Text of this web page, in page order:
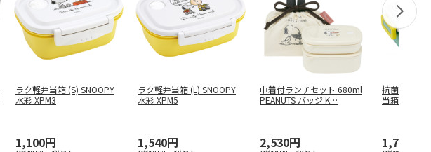
ラク軽弁当箱 (S) SNOOPY
水彩 XPM3
1,100円
ラク軽弁当箱 (L) SNOOPY
水彩 XPM5
1,540円
巾着付ランチセット 680ml
PEANUTS バッジ K…
2,530円
抗菌食洗機
当箱 530ml
1,760円